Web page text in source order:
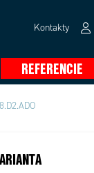
Kontakty
REFERENCIE